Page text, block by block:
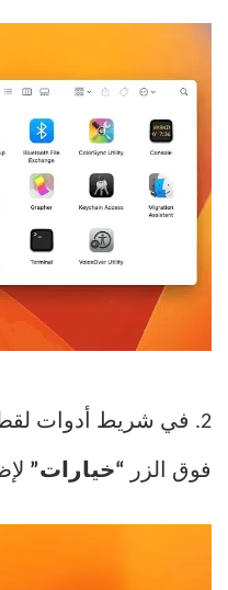
2. في شريط أدوات
فوق الزر “خيارات”